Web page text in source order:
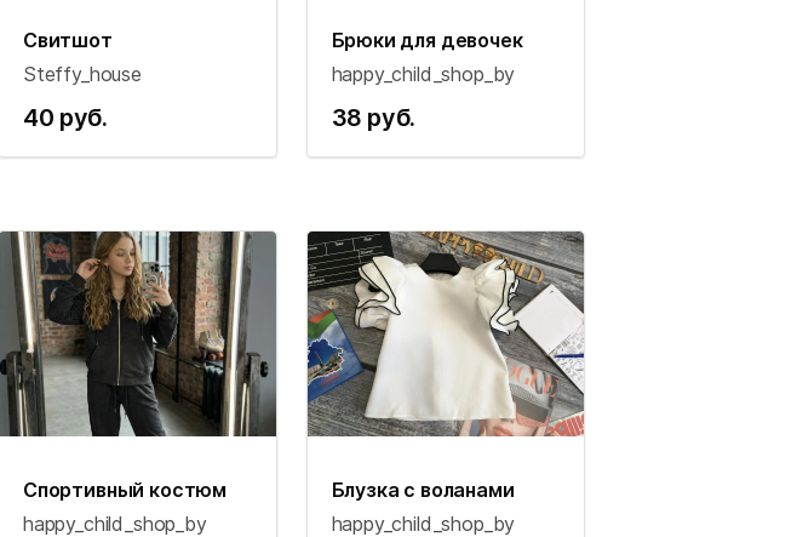
Свитшот
Steffy_house
40 руб.
Брюки для девочек
happy_child_shop_by
38 руб.
Спортивный костюм
happy_child_shop_by
Блузка с воланами
happy_child_shop_by